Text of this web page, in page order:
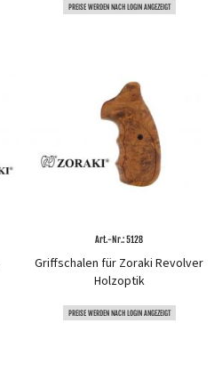
PREISE WERDEN NACH LOGIN ANGEZEIGT
Art.-Nr.: 5128
Griffschalen für Zoraki Revolver
Holzoptik
PREISE WERDEN NACH LOGIN ANGEZEIGT